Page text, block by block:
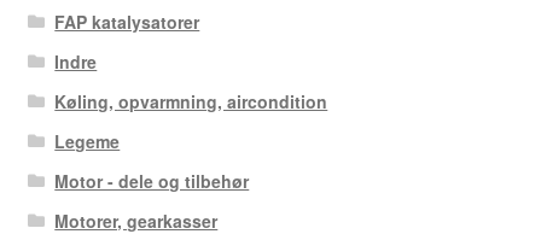
FAP katalysatorer
Indre
Køling, opvarmning, aircondition
Legeme
Motor - dele og tilbehør
Motorer, gearkasser